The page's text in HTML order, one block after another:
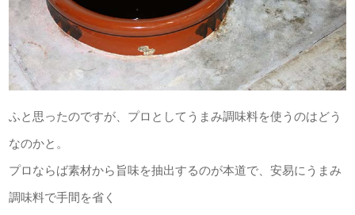
ふと思ったのですが、プロとしてうまみ調味料を使うのはどう
なのかと。
プロならば素材から旨味を抽出するのが本道で、安易にうまみ
調味料で手間を省く